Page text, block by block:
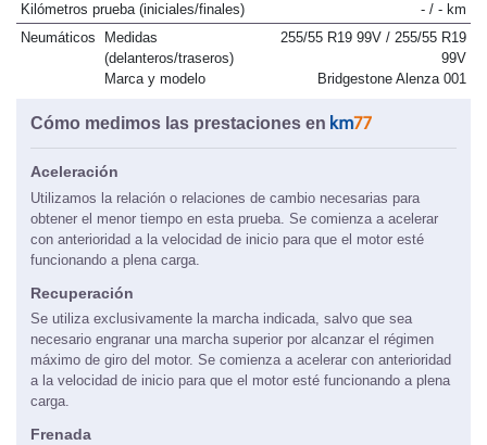
Kilómetros prueba (iniciales/finales)
- / - km
Neumáticos
Medidas
(delanteros/traseros)
Marca y modelo
255/55 R19 99V / 255/55 R19
99V
Bridgestone Alenza 001
Cómo medimos las prestaciones en
Aceleración
Utilizamos la relación o relaciones de cambio necesarias para
obtener el menor tiempo en esta prueba. Se comienza a acelerar
con anterioridad a la velocidad de inicio para que el motor esté
funcionando a plena carga.
Recuperación
Se utiliza exclusivamente la marcha indicada, salvo que sea
necesario engranar una marcha superior por alcanzar el régimen
máximo de giro del motor. Se comienza a acelerar con anterioridad
a la velocidad de inicio para que el motor esté funcionando a plena
carga.
Frenada